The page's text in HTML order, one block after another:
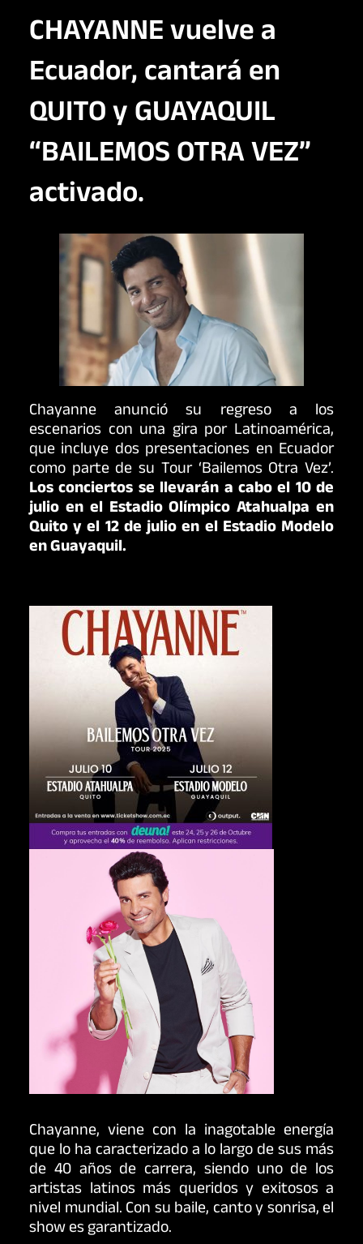
CHAYANNE vuelve a
Ecuador, cantará en
QUITO y GUAYAQUIL
“BAILEMOS OTRA VEZ”
activado.
Chayanne anunció su regreso a los
escenarios con una gira por Latinoamérica,
que incluye dos presentaciones en Ecuador
como parte de su Tour ‘Bailemos Otra Vez’.
Los conciertos se llevarán a cabo el 10 de
julio en el Estadio Olímpico Atahualpa en
Quito y el 12 de julio en el Estadio Modelo
en Guayaquil.
Chayanne, viene con la inagotable energía
que lo ha caracterizado a lo largo de sus más
de 40 años de carrera, siendo uno de los
artistas latinos más queridos y exitosos a
nivel mundial. Con su baile, canto y sonrisa, el
show es garantizado.